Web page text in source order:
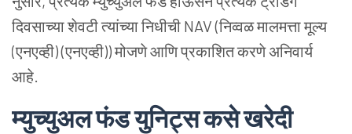
दिवसाच्या शेवटी त्यांच्या निधीची NAV (निव्वळ मालमत्ता मूल्य
(एनएव्ही) (एनएव्ही)) मोजणे आणि प्रकाशित करणे अनिवार्य
आहे.
म्युच्युअल फंड युनिट्स कसे खरेदी